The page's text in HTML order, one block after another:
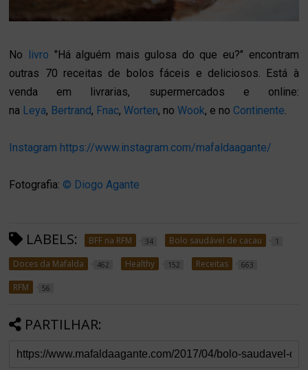
No livro "Há alguém mais gulosa do que eu?" encontram
outras 70 receitas de bolos fáceis e deliciosos. Está à
venda em livrarias, supermercados e online:
na Leya, Bertrand, Fnac,Worten, noWook, e no Continente.
Instagram https://www.instagram.com/mafaldaagante/
Fotografia: © Diogo Agante
LABELS: BFF na RFM 34 Bolo saudável de cacau 1
Doces da Mafalda 462 Healthy 152 Receitas 663
RFM 56
PARTILHAR: